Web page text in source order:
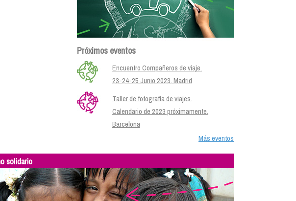
Próximos eventos
Encuentro Compañeros de viaje.
23-24-25 Junio 2023. Madrid
Taller de fotografía de viajes.
Calendario de 2023 próximamente.
Barcelona
Más eventos
solidario